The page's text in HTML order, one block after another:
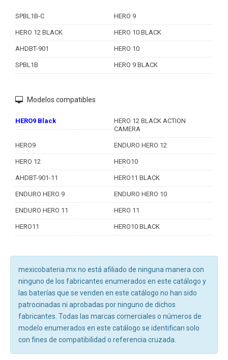
SPBL1B-C HERO 9
HERO 12 BLACK HERO 10 BLACK
AHDBT-901 HERO 10
SPBL1B HERO 9 BLACK
Modelos compatibles
HERO9 Black
HERO 12 BLACK ACTION
CAMERA
HERO9 ENDURO HERO 12
HERO 12 HERO10
AHDBT-901-11 HERO11 BLACK
ENDURO HERO 9 ENDURO HERO 10
ENDURO HERO 11 HERO 11
HERO11 HERO10 BLACK
mexicobateria.mx no está afiliado de ninguna manera con
ninguno de los fabricantes enumerados en este catálogo y
las baterías que se venden en este catálogo no han sido
patrocinadas ni aprobadas por ninguno de dichos
fabricantes. Todas las marcas comerciales o números de
modelo enumerados en este catálogo se identifican solo
con fines de compatibilidad o referencia cruzada.